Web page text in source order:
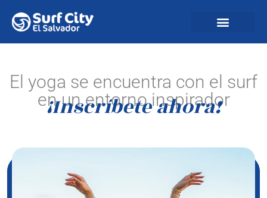
El yoga se encuentra con el surf
en un entorno inspirador
¡Inscríbete ahora!